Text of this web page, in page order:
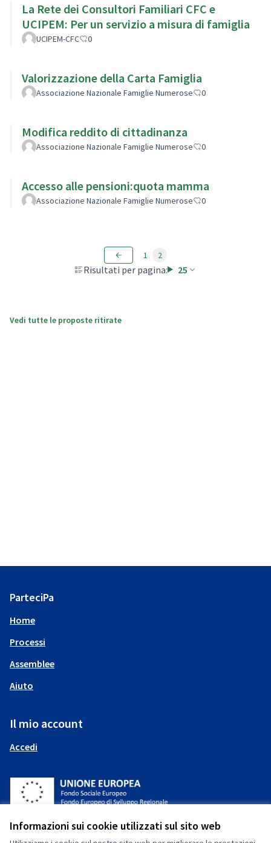
Informazioni sui cookie utilizzati sul sito web
La Rete dei Consultori Familiari CFC e
UCIPEM: Per un servizio a misura di famiglia
UCIPEM-CFC 0
Valorizzazione della Carta Famiglia
Associazione Nazionale Famiglie Numerose 0
Modifica reddito di cittadinanza
Associazione Nazionale Famiglie Numerose 0
Accesso alle pensioni:quota mamma
Associazione Nazionale Famiglie Numerose 0
Risultati per pagina: 25
1 2
Vedi tutte le proposte ritirate
ParteciPa
Home
Processi
Assemblee
Aiuto
Il mio account
Accedi
(Collegamento esterno)